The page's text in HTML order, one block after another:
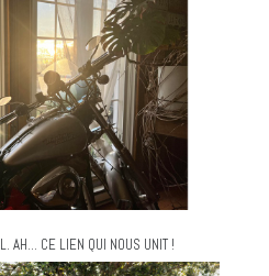
AH… CE LIEN QUI NOUS UNIT !